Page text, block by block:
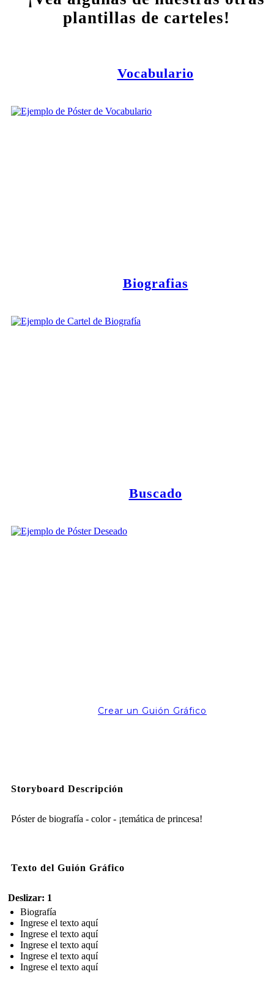
plantillas de carteles!
Vocabulario
Biografias
Buscado
Crear un Guión Gráfico
Storyboard Descripción
Póster de biografía - color - ¡temática de princesa!
Texto del Guión Gráfico
Deslizar: 1
Biografía
Ingrese el texto aquí
Ingrese el texto aquí
Ingrese el texto aquí
Ingrese el texto aquí
Ingrese el texto aquí